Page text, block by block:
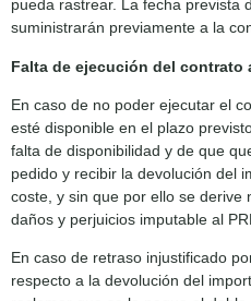
pueda rastrear. La fecha prevista
suministrarán previamente a la
Falta de ejecución del contrato
En caso de no poder ejecutar el
esté disponible en el plazo
falta de disponibilidad y de que
pedido y recibir la devolución del
coste, y sin que por ello se derive
daños y perjuicios imputable al
En caso de retraso injustificado
respecto a la devolución del